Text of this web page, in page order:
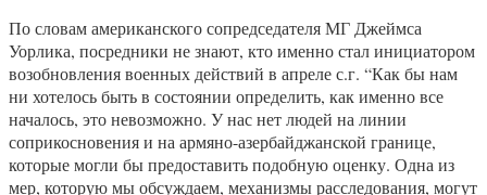
По словам американского сопредседателя МГ Джеймса
Уорлика, посредники не знают, кто именно стал инициатором
возобновления военных действий в апреле с.г. “Как бы нам
ни хотелось быть в состоянии определить, как именно все
началось, это невозможно. У нас нет людей на линии
соприкосновения и на армяно-азербайджанской границе,
которые могли бы предоставить подобную оценку. Одна из
мер, которую мы обсуждаем, механизмы расследования, могут